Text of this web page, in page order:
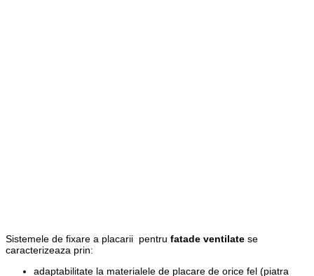
Sistemele de fixare a placarii pentru fatade ventilate se
caracterizeaza prin:
adaptabilitate la materialele de placare de orice fel (piatra